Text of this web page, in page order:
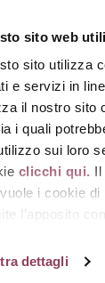
sito web
sito utilizza
e servizi in
il nostro sito
i quali
sui loro
clicchi qui. Il
i cookie di
l’apposito
dettagli
SERUM
BRIGHT-AGE